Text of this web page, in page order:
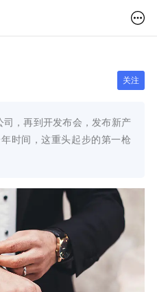
关注
司，再到开发布会，发布新产
时间，这重头起步的第一枪